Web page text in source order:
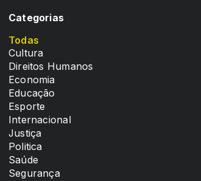
Categorias
Todas
Cultura
Direitos Humanos
Economia
Educação
Esporte
Internacional
Justiça
Politica
Saúde
Segurança